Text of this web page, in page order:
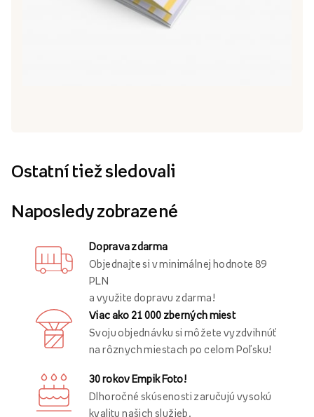
Ostatní tiež sledovali
Naposledy zobrazené
Doprava zdarma
Objednajte si v minimálnej hodnote 89
PLN
a využite dopravu zdarma!
Viac ako 21 000 zberných miest
Svoju objednávku si môžete vyzdvihnúť
na rôznych miestach po celom Poľsku!
30 rokov Empik Foto!
Dlhoročné skúsenosti zaručujú vysokú
kvalitu našich služieb.